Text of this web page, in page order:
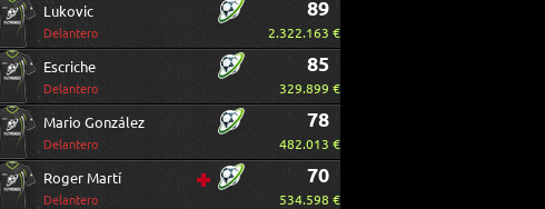
Lukovic
Delantero
89
2.322.163 €
Escriche
Delantero
85
329.899 €
Mario González
Delantero
78
482.013 €
Roger Martí
Delantero
70
534.598 €